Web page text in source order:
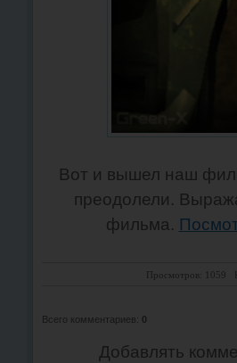
Вот и вышел наш
преодолели.
фильма.
Просмотров: 1059
Всего комментариев: 0
Добавлять